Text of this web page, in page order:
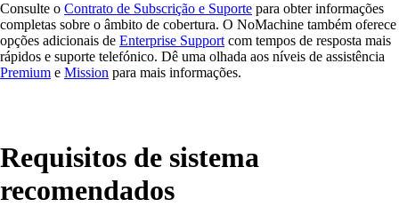
Consulte o Contrato de Subscrição e Suporte para obter informações
completas sobre o âmbito de cobertura. O NoMachine também oferece
opções adicionais de Enterprise Supportcom tempos de resposta mais
rápidos e suporte telefónico. Dê uma olhada aos níveis de assistência
Premium e Mission para mais informações.
Requisitos de sistema
recomendados